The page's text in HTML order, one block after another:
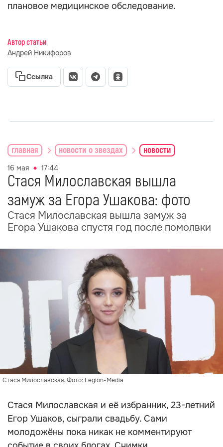
плановое медицинское обследование.
Автор статьи
Андрей Никифоров
Ссылка
главная новости о звездах новости
16 мая 17:44
Стася Милославская вышла
замуж за Егора Ушакова: фото
Стася Милославская вышла замуж за
Егора Ушакова спустя год после помолвки
Стася Милославская. Фото: Legion-Media
Стася Милославская и её избранник, 23-летний
Егор Ушаков, сыграли свадьбу. Сами
молодожёны пока никак не комментируют